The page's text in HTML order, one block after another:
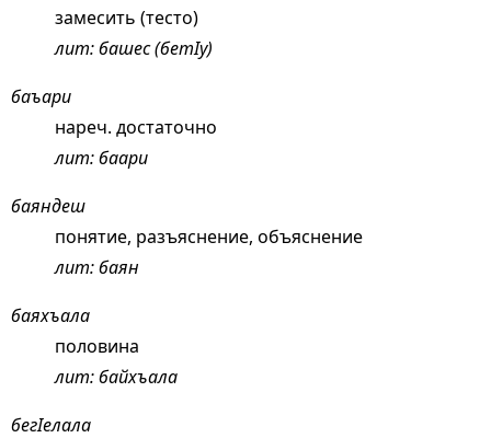
замесить (тесто)
лит: башес (бетIу)
баъари
нареч. достаточно
лит: баари
баяндеш
понятие, разъяснение, объяснение
лит: баян
баяхъала
половина
лит: байхъала
бегIелала